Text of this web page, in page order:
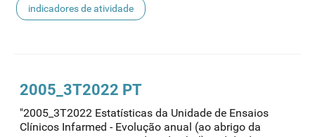
indicadores de atividade
2005_3T2022 PT
"2005_3T2022 Estatísticas da Unidade de Ensaios
Clínicos Infarmed - Evolução anual (ao abrigo da